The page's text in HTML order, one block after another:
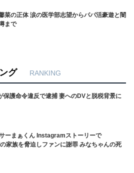
菜の正体 涙の医学部志望からパパ活豪遊と闇
まで
グ RANKING
保護命令違反で逮捕 妻へのDVと脱税背景に
ーまぁくん Instagramストーリーで
家族を脅迫しファンに謝罪 みなちゃんの死